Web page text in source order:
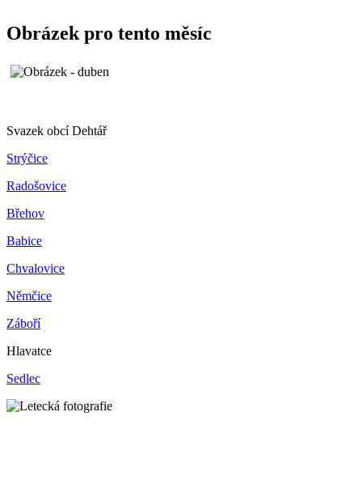
Obrázek pro tento měsíc
Svazek obcí Dehtář
Strýčice
Radošovice
Břehov
Babice
Chvalovice
Němčice
Záboří
Hlavatce
Sedlec